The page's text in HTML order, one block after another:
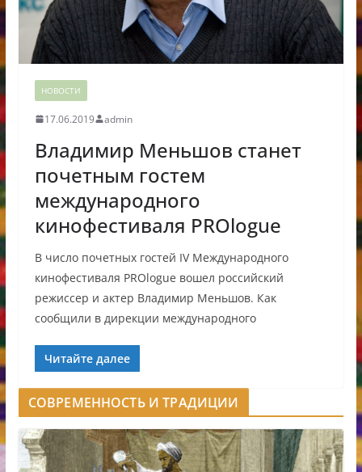
НОВОСТИ
17.06.2019 admin
Владимир Меньшов станет
почетным гостем
международного
кинофестиваля PROlogue
В число почетных гостей IV Международного
кинофестиваля PROlogue вошел российский
режиссер и актер Владимир Меньшов. Как
сообщили в дирекции международного
Читайте далее
СОВРЕМЕННОСТЬ И ТРАДИЦИИ